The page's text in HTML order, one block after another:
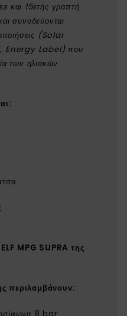
και 15ετής γραπτή
συνοδεύονται
(Solar
Energy Label) που
των ηλιακών
MPG SUPRA της
περιλαμβάνουν: